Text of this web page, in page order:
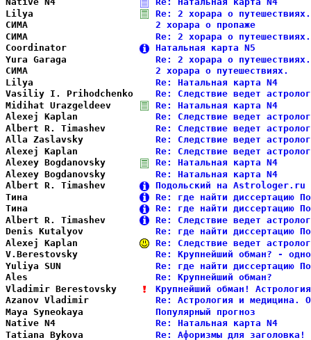
Lilya
Re: 2 хорара о
СИМА
2 хорара о
СИМА
Re: 2 хорара о
Coordinator
Натальная
Yura Garaga
Re: 2 хорара о
СИМА
2 хорара о
Lilya
Re: Натальная
Vasiliy I. Prihodchenko
Re: Следствие ведет
Midihat Urazgeldeev
Re: Натальная
Alexej Kaplan
Re: Следствие ведет
Albert R. Timashev
Re: Следствие ведет
Alla Zaslavsky
Re: Следствие ведет
Alexej Kaplan
Re: Следствие ведет
Alexey Bogdanovsky
Re: Натальная
Alexey Bogdanovsky
Re: Натальная
Albert R. Timashev
Подольский на
Тина
Re: где найти диссертацию
Тина
Re: где найти диссертацию
Albert R. Timashev
Re: Следствие ведет
Denis Kutalyov
Re: где найти диссертацию
Alexej Kaplan
Re: Следствие ведет
V.Berestovsky
Re: Крупнейший обман? -
Yuliya SUN
Re: где найти диссертацию
Ales
Re: Крупнейший
Vladimir Berestovsky
Крупнейший обман!
Azanov Vladimir
Re: Астрология и медицина.
Maya Syneokaya
Популярный
Native N4
Re: Натальная
Tatiana Bykova
Re: Афоризмы для